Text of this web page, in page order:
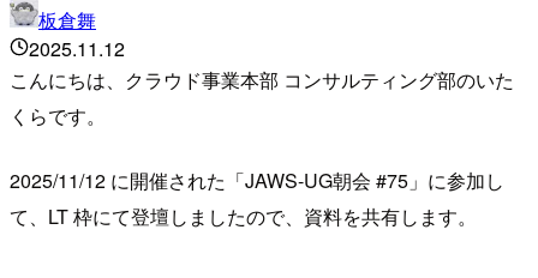
板倉舞
2025.11.12
こんにちは、クラウド事業本部 コンサルティング部のいた
くらです。
2025/11/12 に開催された「JAWS-UG朝会 #75」に参加し
て、LT 枠にて登壇しましたので、資料を共有します。